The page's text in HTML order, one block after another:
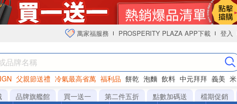
萬家福服務 PROSPERITY PLAZA APP下載 登入
父親節送禮 冷氣最高省萬 福利品 餅乾 泡麵 飲料 中元拜拜 義美 米
衛生紙
品牌旗艦館 買一送一 第二件五折 點數加碼送 檔期促銷